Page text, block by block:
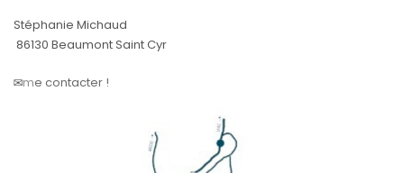
Stéphanie Michaud
86130 Beaumont Saint Cyr
✉️me contacter !